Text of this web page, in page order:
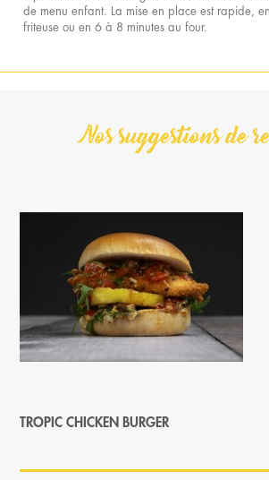
de menu enfant. La mise en place est rapide,
friteuse ou en 6 à 8 minutes au four.
Nos suggestions de
TROPIC CHICKEN BURGER